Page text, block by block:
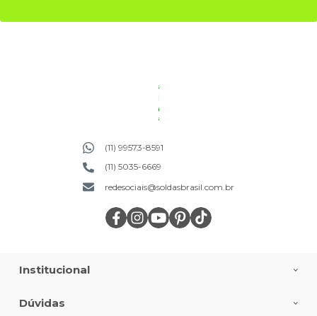
(11) 99573-8591
(11) 5035-6669
redesociais@soldasbrasil.com.br
Institucional
Dúvidas